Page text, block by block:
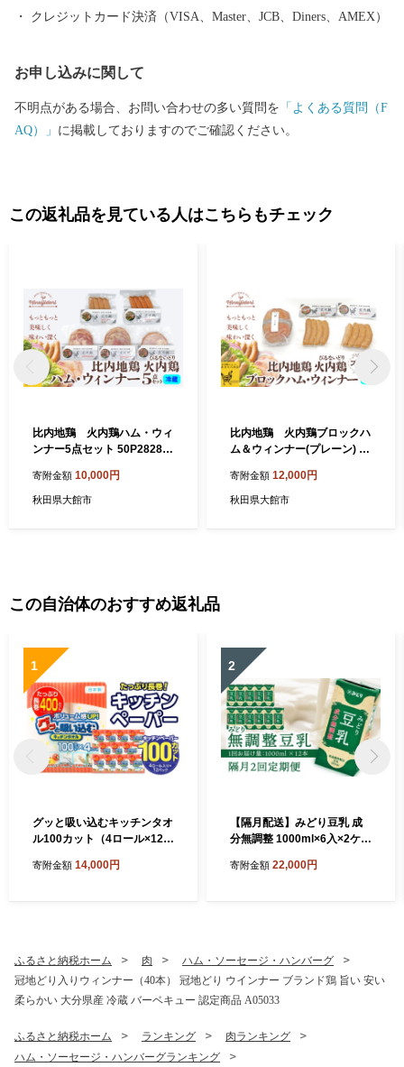
まいの方に限らせていただきます。 ・寄附につきましては、年度
です。 ※長期不在、住所不明等で返礼品をお受取りいただけなか
った場合、再発送は出来かねますので、ご了承ください。 ※お受
け取りできない期間が予め分かっている場合は、お申込み時に
クレジットカード決済（VISA、Master、JCB、Diners、AMEX）
お申し込みに関して
不明点がある場合、お問い合わせの多い質問を 「よくある質問（F
AQ）」 に掲載しておりますのでご確認ください。
この返礼品を見ている人はこちらもチェック
比内地鶏 火内鶏ハム・ウィ
ンナー5点セット 50P2828
産 東北 秋田 ご当地 グルメ
お取り寄せ 手軽 簡単 調理 ギ
リ 比内鶏 ヒナイドリ ひない
どり セット 高級
寄附金額 10,000円
秋田県大館市
比内地鶏 火内鶏ブロックハ
ム＆ウィンナー(プレーン) 60
食材 日本 国産 東北 秋田 ご
当地 グルメ 取り寄せ 手軽 簡
寄附金額 12,000円
秋田県大館市
この自治体のおすすめ返礼品
1
グッと吸い込むキッチンタオ
ル100カット（4ロール×12パ
用品 消耗品 大容量 吸収力 破
寄附金額 14,000円
2
【隔月配送】みどり豆乳 成
分無調整 1000ml×6入×2ケー
定期便 飲料 豆乳 成分無調整
寄附金額 22,000円
ふるさと納税ホーム 肉
ハム・ソーセージ・ハンバーグ
冠地どり入りウィンナー（40本） 冠地どり ウインナー ブランド鶏 旨い 安い
柔らかい 大分県産 冷蔵 バーベキュー 認定商品 A05033
ふるさと納税ホーム ランキング
肉ランキング
ハム・ソーセージ・ハンバーグランキング